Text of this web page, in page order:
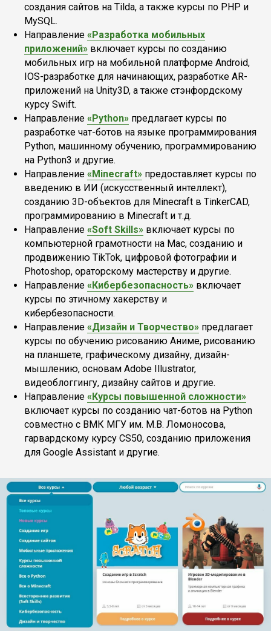
создания сайтов на Tilda, а также курсы по PHP и
MySQL.
Направление «Разработка мобильных
приложений» включает курсы по созданию
мобильных игр на мобильной платформе Android,
IOS-разработке для начинающих, разработке AR-
приложений на Unity3D, а также стэнфордскому
курсу Swift.
Направление «Python» предлагает курсы по
разработке чат-ботов на языке программирования
Python, машинному обучению, программированию
на Python3 и другие.
Направление «Minecraft» предоставляет курсы по
введению в ИИ (искусственный интеллект),
созданию 3D-объектов для Minecraft в TinkerCAD,
программированию в Minecraft и т.д.
Направление «Soft Skills» включает курсы по
компьютерной грамотности на Mac, созданию и
продвижению TikTok, цифровой фотографии и
Photoshop, ораторскому мастерству и другие.
Направление «Кибербезопасность» включает
курсы по этичному хакерству и
кибербезопасности.
Направление «Дизайн и Творчество» предлагает
курсы по обучению рисованию Аниме, рисованию
на планшете, графическому дизайну, дизайн-
мышлению, основам Adobe Illustrator,
видеоблоггингу, дизайну сайтов и другие.
Направление «Курсы повышенной сложности»
включает курсы по созданию чат-ботов на Python
совместно с ВМК МГУ им. М.В. Ломоносова,
гарвардскому курсу CS50, созданию приложения
для Google Assistant и другие.